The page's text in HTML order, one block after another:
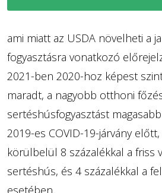
ami miatt az USDA növelheti a
fogyasztásra vonatkozó
2021-ben 2020-hoz képest
maradt, a nagyobb otthoni
sertéshúsfogyasztást
2019-es COVID-19-járvány
körülbelül 8 százalékkal a friss
sertéshús, és 4 százalékkal a